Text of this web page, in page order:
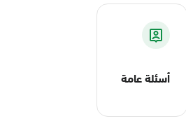
أسئلة عامة